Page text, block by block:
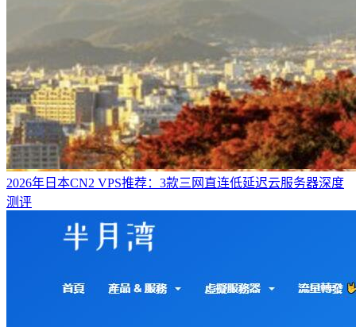
2026年日本CN2 VPS推荐：3款三网直连低延迟云服务器深度
测评